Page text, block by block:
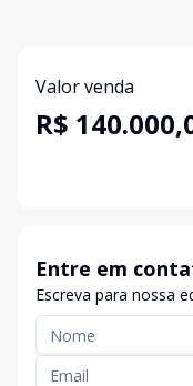
Valor venda
R$
Entre em
Escreva para nossa